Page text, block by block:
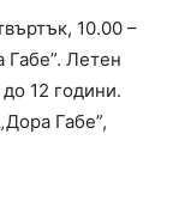
10.00 –
Габе”. Летен
12 години.
Габе”,